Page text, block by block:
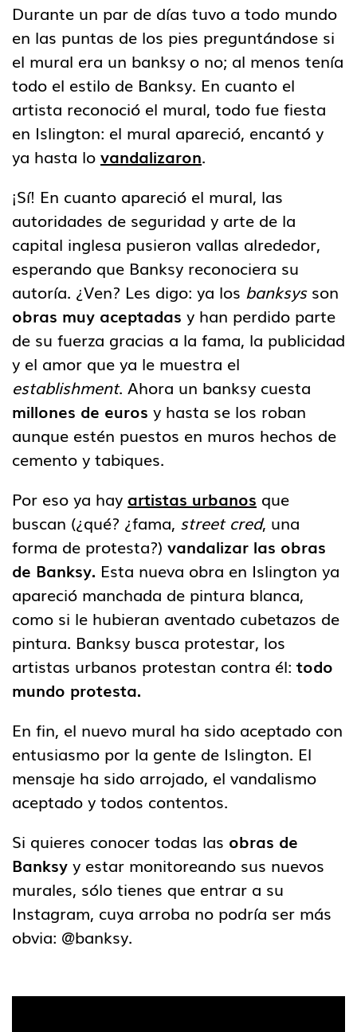
Durante un par de días tuvo a todo mundo
en las puntas de los pies preguntándose si
el mural era un banksy o no; al menos tenía
todo el estilo de Banksy. En cuanto el
artista reconoció el mural, todo fue fiesta
en Islington: el mural apareció, encantó y
ya hasta lo vandalizaron.
¡Sí! En cuanto apareció el mural, las
autoridades de seguridad y arte de la
capital inglesa pusieron vallas alrededor,
esperando que Banksy reconociera su
autoría. ¿Ven? Les digo: ya los banksysson
obras muy aceptadas y han perdido parte
de su fuerza gracias a la fama, la publicidad
y el amor que ya le muestra el
establishment. Ahora un banksy cuesta
millones de euros y hasta se los roban
aunque estén puestos en muros hechos de
cemento y tabiques.
Por eso ya hay artistas urbanos que
buscan (¿qué? ¿fama, street cred, una
forma de protesta?) vandalizar las obras
de Banksy. Esta nueva obra en Islington ya
apareció manchada de pintura blanca,
como si le hubieran aventado cubetazos de
pintura. Banksy busca protestar, los
artistas urbanos protestan contra él: todo
mundo protesta.
En fin, el nuevo mural ha sido aceptado con
entusiasmo por la gente de Islington. El
mensaje ha sido arrojado, el vandalismo
aceptado y todos contentos.
Si quieres conocer todas las obras de
Banksy y estar monitoreando sus nuevos
murales, sólo tienes que entrar a su
Instagram, cuya arroba no podría ser más
obvia: @banksy.